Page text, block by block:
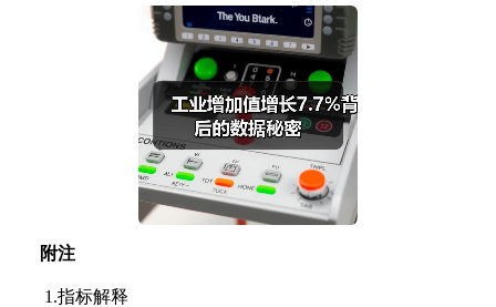
附注
1.指标解释